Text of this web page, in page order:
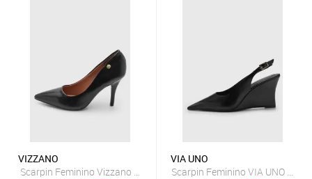
VIZZANO
Scarpin Feminino Vizzano Bico Fino Preto
VIA UNO
Scarpin Feminino VIA UNO